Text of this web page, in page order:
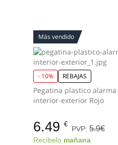
Más vendido
- 10% REBAJAS
Pegatina plastico alarma
interior-exterior Rojo
6.49 €
PVP: 5.9€
Recíbelo mañana